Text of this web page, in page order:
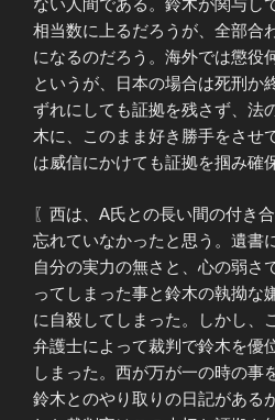
ない人間である。鈴木が関与し
相当数に上るだろうが、全部合
になるのだろう。海外では懲役
というが、日本の場合は死刑か
ずれにしても証拠を残さず、法
木に、このまま好き勝手をさせ
は威信にかけても証拠を掴み確
〖西は、A氏との長い間の付き
忘れていなかったと思う。遺書
自分の実力の無さと、心の弱さ
ってしまった事と鈴木の執拗な
に自殺してしまった。しかし、
弁護士によって裁判で鈴木を優
しまった。西が万が一の時の事
鈴木とのやり取りの日記がある